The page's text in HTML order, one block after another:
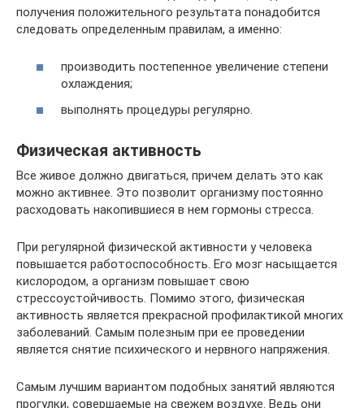
получения положительного результата понадобится
следовать определенным правилам, а именно:
производить постепенное увеличение степени
охлаждения;
выполнять процедуры регулярно.
Физическая активность
Все живое должно двигаться, причем делать это как
можно активнее. Это позволит организму постоянно
расходовать накопившиеся в нем гормоны стресса.
При регулярной физической активности у человека
повышается работоспособность. Его мозг насыщается
кислородом, а организм повышает свою
стрессоустойчивость. Помимо этого, физическая
активность является прекрасной профилактикой многих
заболеваний. Самым полезным при ее проведении
является снятие психического и нервного напряжения.
Самым лучшим вариантом подобных занятий являются
прогулки, совершаемые на свежем воздухе. Ведь они